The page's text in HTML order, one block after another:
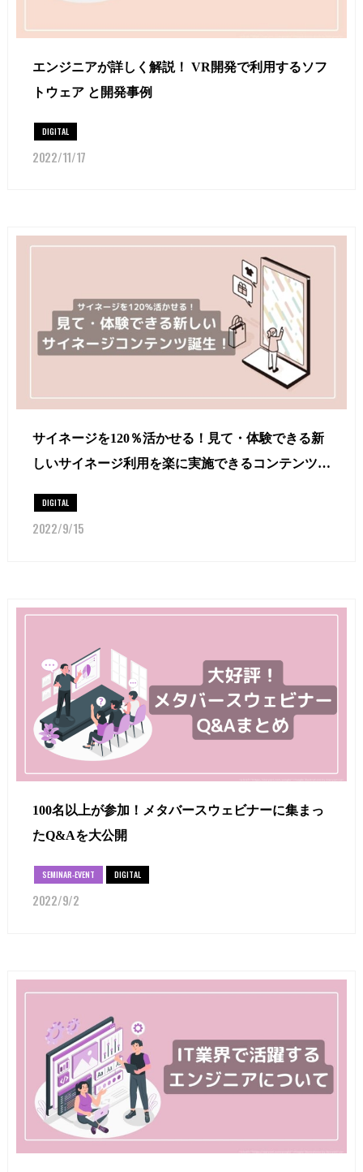
エンジニアが詳しく解説！ VR開発で利用するソフ
トウェア と開発事例
DIGITAL
2022/11/17
サイネージを120％活かせる！見て・体験できる新
しいサイネージ利用を楽に実施できるコンテンツ誕
DIGITAL
2022/9/15
100名以上が参加！メタバースウェビナーに集まっ
たQ&Aを大公開
SEMINAR-EVENT DIGITAL
2022/9/2